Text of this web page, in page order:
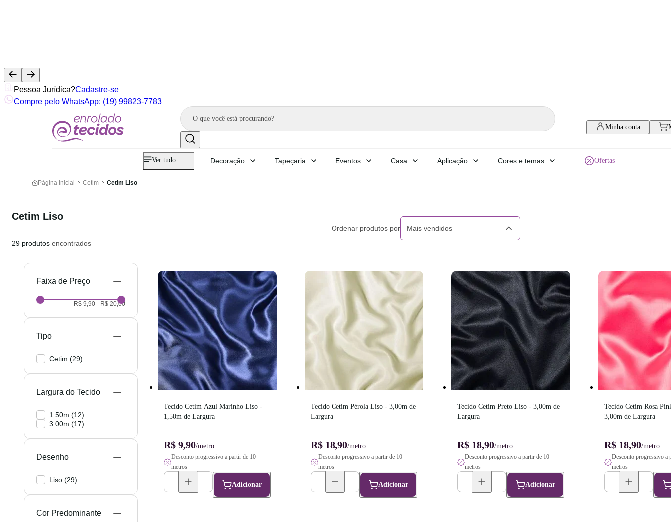
Pessoa Jurídica?Cadastre-se
Compre pelo WhatsApp: (19) 99823-7783
Minha conta
Ver tudo Decoração Tapeçaria Eventos Casa Aplicação Cores e temas Ofertas
Página Inicial Cetim Cetim Liso
Cetim Liso
29 produtos encontrados
Ordenar produtos por Mais vendidos
Preço
R$ 9,90 - R$ 20,00
Tipo
Cetim (29)
Largura do Tecido
1.50m (12)
3.00m (17)
Desenho
Liso (29)
Cor Predominante
Tecido Cetim Azul Marinho Liso -
1,50m de Largura
R$ 9,90/metro
Desconto progressivo a partir de 10
metros
Adicionar
Tecido Cetim Pérola Liso - 3,00m de
Largura
R$ 18,90/metro
Desconto progressivo a partir de 10
metros
Adicionar
Tecido Cetim Preto Liso - 3,00m de
Largura
R$ 18,90/metro
Desconto progressivo a partir de 10
metros
Adicionar
Tecido Cetim Rosa
3,00m de Largura
R$ 18,90/metro
Desconto progressivo a
metros